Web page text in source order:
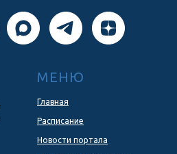
МЕНЮ
Главная
Расписание
Новости портала